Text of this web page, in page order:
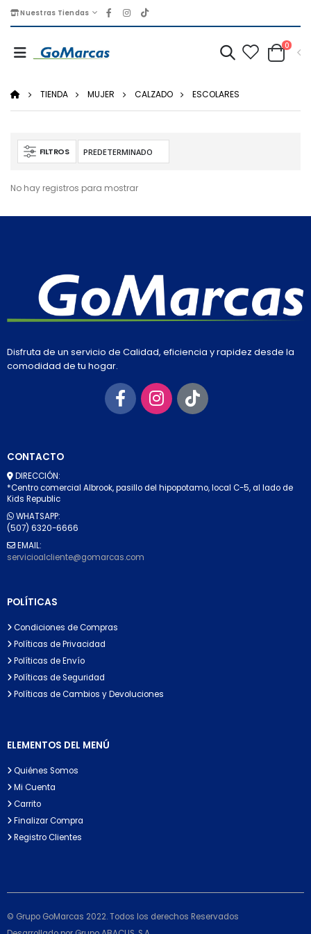
Nuestras Tiendas
0
TIENDA MUJER CALZADO ESCOLARES
FILTROS
No hay registros para mostrar
Disfruta de un servicio de Calidad, eficiencia y rapidez desde la
comodidad de tu hogar.
CONTACTO
DIRECCIÓN:
*Centro comercial Albrook, pasillo del hipopotamo, local C-5, al lado de
Kids Republic
WHATSAPP:
(507) 6320-6666
EMAIL:
servicioalcliente@gomarcas.com
POLÍTICAS
Condiciones de Compras
Políticas de Privacidad
Políticas de Envío
Políticas de Seguridad
Políticas de Cambios y Devoluciones
ELEMENTOS DEL MENÚ
Quiénes Somos
Mi Cuenta
Carrito
Finalizar Compra
Registro Clientes
© Grupo GoMarcas 2022. Todos los derechos Reservados